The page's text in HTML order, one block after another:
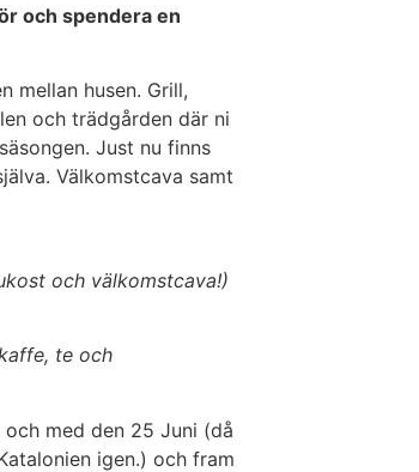
och spendera en
mellan husen. Grill,
och trädgården där ni
Just nu finns
Välkomstcava samt
och välkomstcava!)
te och
med den 25 Juni (då
igen.) och fram